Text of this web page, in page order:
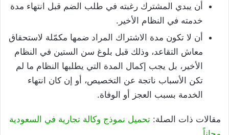
أن يبدي المشترك رغبته في طلب الضم قبل انتهاء مدة
خدمته في النظام الأخير.
أن لا تكون مدة الاشتراك المراد ضمها مكمّلة لاستحقاق
معاش التقاعد، وذلك قبل بلوغ سن الستين في النظام
الأخير، بل يجب إكمال المدة التي يطلبها النظام ما لم
تكن الأسباب ناتجة عن التخصيص، أو إن كان انتهاء
الخدمة بسبب العجز أو الوفاة.
مقالات ذات الصلة: تحميل نموذج وكالة تجارية في السعودية